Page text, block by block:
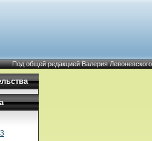
Под общей редакцией Валерия Левоневского